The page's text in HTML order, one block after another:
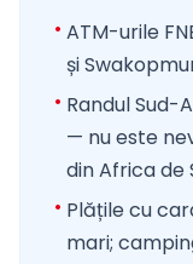
ATM-urile
și
Randul
— nu este
din Africa de
Plățile cu
mari;